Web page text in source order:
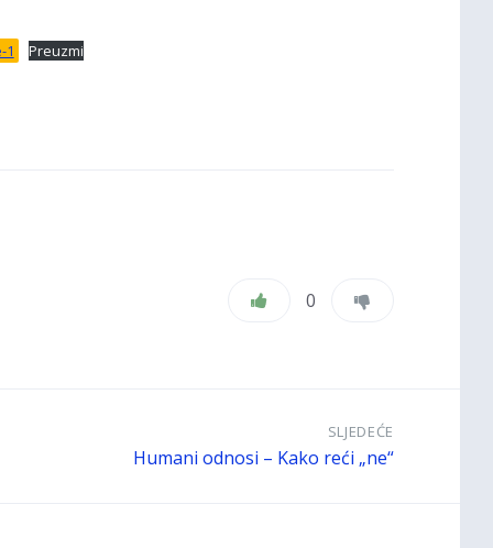
1 Preuzmi
0
SLJEDEĆE
Humani odnosi – Kako reći „ne“